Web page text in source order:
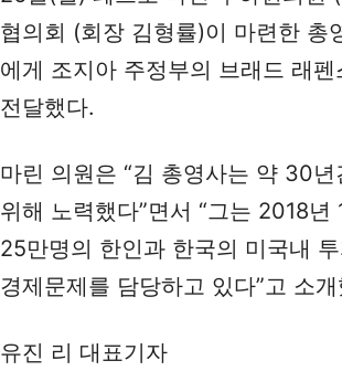
협의회 (회장 김형률)이 마련한 총
에게 조지아 주정부의 브래드 래
전달했다.
마린 의원은 “김 총영사는 약 30
위해 노력했다”면서 “그는 2018
25만명의 한인과 한국의 미국내
경제문제를 담당하고 있다”고 소개
유진 리 대표기자